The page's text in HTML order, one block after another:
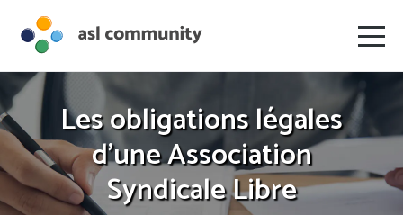
Les obligations légales
d'une Association
Syndicale Libre